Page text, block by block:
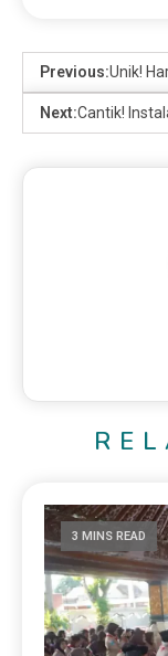
Previous:Unik!
Next:Cantik!
3 MINS READ